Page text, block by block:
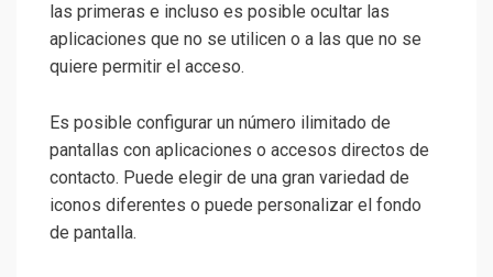
las primeras e incluso es posible ocultar las
aplicaciones que no se utilicen o a las que no se
quiere permitir el acceso.
Es posible configurar un número ilimitado de
pantallas con aplicaciones o accesos directos de
contacto. Puede elegir de una gran variedad de
iconos diferentes o puede personalizar el fondo
de pantalla.